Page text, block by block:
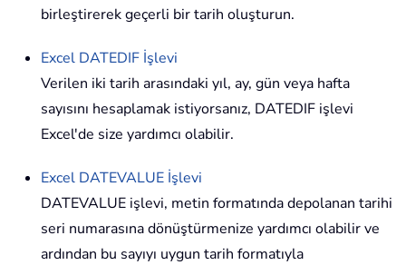
birleştirerek geçerli bir tarih oluşturun.
Excel DATEDIF İşlevi
Verilen iki tarih arasındaki yıl, ay, gün veya hafta
sayısını hesaplamak istiyorsanız, DATEDIF işlevi
Excel'de size yardımcı olabilir.
Excel DATEVALUE İşlevi
DATEVALUE işlevi, metin formatında depolanan tarihi
seri numarasına dönüştürmenize yardımcı olabilir ve
ardından bu sayıyı uygun tarih formatıyla